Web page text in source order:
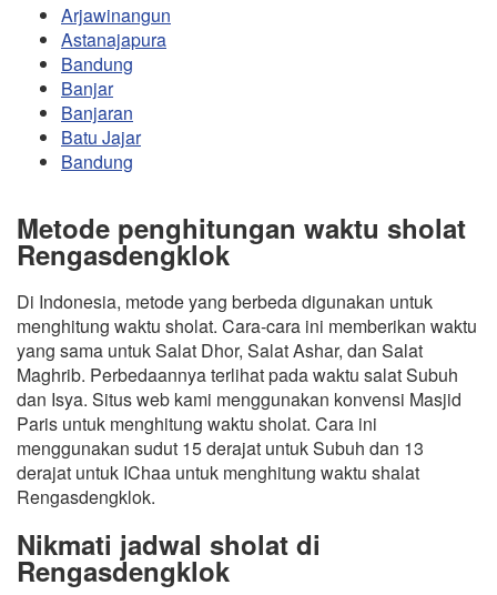
Arjawinangun
Astanajapura
Bandung
Banjar
Banjaran
Batu Jajar
Bandung
Metode penghitungan waktu sholat
Rengasdengklok
Di Indonesia, metode yang berbeda digunakan untuk
menghitung waktu sholat. Cara-cara ini memberikan waktu
yang sama untuk Salat Dhor, Salat Ashar, dan Salat
Maghrib. Perbedaannya terlihat pada waktu salat Subuh
dan Isya. Situs web kami menggunakan konvensi Masjid
Paris untuk menghitung waktu sholat. Cara ini
menggunakan sudut 15 derajat untuk Subuh dan 13
derajat untuk IChaa untuk menghitung waktu shalat
Rengasdengklok.
Nikmati jadwal sholat di
Rengasdengklok